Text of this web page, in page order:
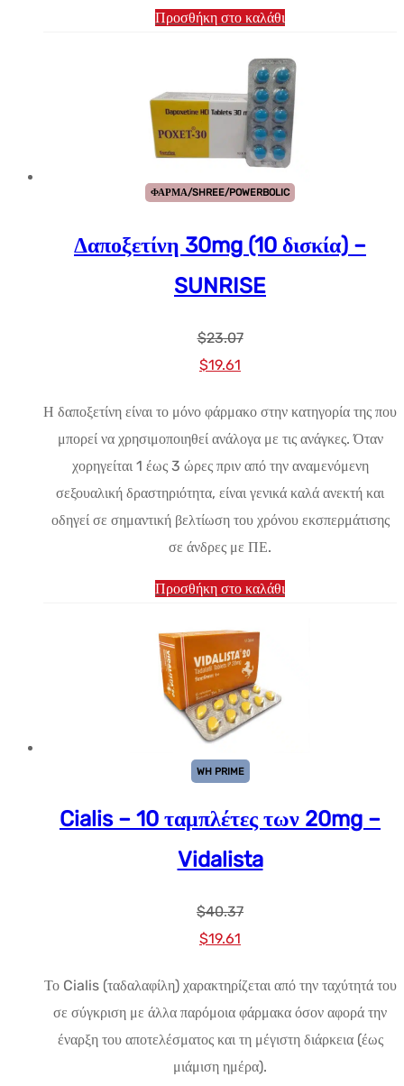
είναι:
Προσθήκη στο καλάθι
ΦΑΡΜΑ/SHREE/POWERBOLIC
Δαποξετίνη 30mg (10 δισκία) –
SUNRISE
$23.07
Αρχική
$23.07.
$19.61
τιμή
είναι:
$19.61.
Η δαποξετίνη είναι το μόνο φάρμακο στην κατηγορία της που
μπορεί να χρησιμοποιηθεί ανάλογα με τις ανάγκες. Όταν
χορηγείται 1 έως 3 ώρες πριν από την αναμενόμενη
σεξουαλική δραστηριότητα, είναι γενικά καλά ανεκτή και
οδηγεί σε σημαντική βελτίωση του χρόνου εκσπερμάτισης
σε άνδρες με ΠΕ.
Προσθήκη στο καλάθι
WH PRIME
Cialis – 10 ταμπλέτες των 20mg –
Vidalista
$40.37
Αρχική
$40.37.
$19.61
τιμή
είναι:
$19.61.
Το Cialis (ταδαλαφίλη) χαρακτηρίζεται από την ταχύτητά του
σε σύγκριση με άλλα παρόμοια φάρμακα όσον αφορά την
έναρξη του αποτελέσματος και τη μέγιστη διάρκεια (έως
μιάμιση ημέρα).